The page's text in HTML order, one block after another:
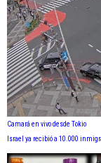
Camará en vivo desde Tokio
Israel ya recibió a 10.000